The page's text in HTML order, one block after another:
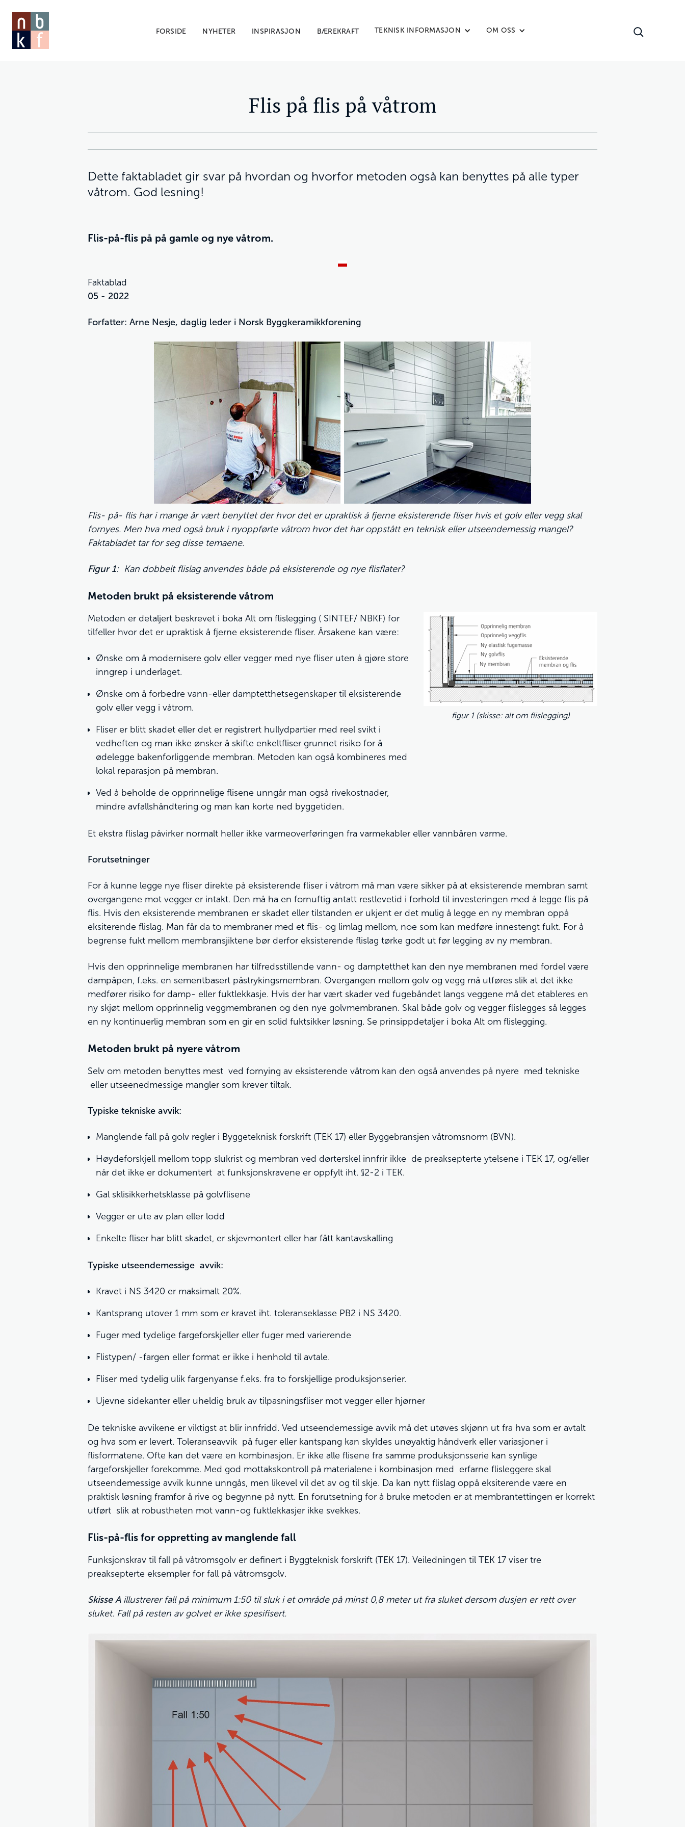
FORSIDE NYHETER INSPIRASJON BÆREKRAFT TEKNISK INFORMASJON OM OSS
Flis på flis på våtrom
Dette faktabladet gir svar på hvordan og hvorfor metoden også kan benyttes på alle typer
våtrom. God lesning!
Flis-på-flis på på gamle og nye våtrom.
Faktablad
05 - 2022
Forfatter: Arne Nesje, daglig leder i Norsk Byggkeramikkforening
Flis- på- flis har i mange år vært benyttet der hvor det er upraktisk å fjerne eksisterende fliser hvis et golv eller vegg skal
fornyes. Men hva med også bruk i nyoppførte våtrom hvor det har oppstått en teknisk eller utseendemessig mangel?
Faktabladet tar for seg disse temaene.
Figur 1: Kan dobbelt flislag anvendes både på eksisterende og nye flisflater?
Metoden brukt på eksisterende våtrom
figur 1 (skisse: alt om flislegging)
Metoden er detaljert beskrevet i boka Alt om flislegging ( SINTEF/ NBKF) for
tilfeller hvor det er upraktisk å fjerne eksisterende fliser. Årsakene kan være:
Ønske om å modernisere golv eller vegger med nye fliser uten å gjøre store
inngrep i underlaget.
Ønske om å forbedre vann-eller damptetthetsegenskaper til eksisterende
golv eller vegg i våtrom.
Fliser er blitt skadet eller det er registrert hullydpartier med reel svikt i
vedheften og man ikke ønsker å skifte enkeltfliser grunnet risiko for å
ødelegge bakenforliggende membran. Metoden kan også kombineres med
lokal reparasjon på membran.
Ved å beholde de opprinnelige flisene unngår man også rivekostnader,
mindre avfallshåndtering og man kan korte ned byggetiden.
Et ekstra flislag påvirker normalt heller ikke varmeoverføringen fra varmekabler eller vannbåren varme.
Forutsetninger
For å kunne legge nye fliser direkte på eksisterende fliser i våtrom må man være sikker på at eksisterende membran samt
overgangene mot vegger er intakt. Den må ha en fornuftig antatt restlevetid i forhold til investeringen med å legge flis på
flis. Hvis den eksisterende membranen er skadet eller tilstanden er ukjent er det mulig å legge en ny membran oppå
eksiterende flislag. Man får da to membraner med et flis- og limlag mellom, noe som kan medføre innestengt fukt. For å
begrense fukt mellom membransjiktene bør derfor eksisterende flislag tørke godt ut før legging av ny membran.
Hvis den opprinnelige membranen har tilfredsstillende vann- og damptetthet kan den nye membranen med fordel være
dampåpen, f.eks. en sementbasert påstrykingsmembran. Overgangen mellom golv og vegg må utføres slik at det ikke
medfører risiko for damp- eller fuktlekkasje. Hvis der har vært skader ved fugebåndet langs veggene må det etableres en
ny skjøt mellom opprinnelig veggmembranen og den nye golvmembranen. Skal både golv og vegger flislegges så legges
en ny kontinuerlig membran som en gir en solid fuktsikker løsning. Se prinsippdetaljer i boka Alt om flislegging.
Metoden brukt på nyere våtrom
Selv om metoden benyttes mest ved fornying av eksisterende våtrom kan den også anvendes på nyere med tekniske
eller utseenedmessige mangler som krever tiltak.
Typiske tekniske avvik:
Manglende fall på golv regler i Byggeteknisk forskrift (TEK 17) eller Byggebransjen våtromsnorm (BVN).
Høydeforskjell mellom topp slukrist og membran ved dørterskel innfrir ikke de preaksepterte ytelsene i TEK 17, og/eller
når det ikke er dokumentert at funksjonskravene er oppfylt iht. §2-2 i TEK.
Gal sklisikkerhetsklasse på golvflisene
Vegger er ute av plan eller lodd
Enkelte fliser har blitt skadet, er skjevmontert eller har fått kantavskalling
Typiske utseendemessige avvik:
Kravet i NS 3420 er maksimalt 20%.
Kantsprang utover 1 mm som er kravet iht. toleranseklasse PB2 i NS 3420.
Fuger med tydelige fargeforskjeller eller fuger med varierende
Flistypen/ -fargen eller format er ikke i henhold til avtale.
Fliser med tydelig ulik fargenyanse f.eks. fra to forskjellige produksjonserier.
Ujevne sidekanter eller uheldig bruk av tilpasningsfliser mot vegger eller hjørner
De tekniske avvikene er viktigst at blir innfridd. Ved utseendemessige avvik må det utøves skjønn ut fra hva som er avtalt
og hva som er levert. Toleranseavvik på fuger eller kantspang kan skyldes unøyaktig håndverk eller variasjoner i
flisformatene. Ofte kan det være en kombinasjon. Er ikke alle flisene fra samme produksjonsserie kan synlige
fargeforskjeller forekomme. Med god mottakskontroll på materialene i kombinasjon med erfarne flisleggere skal
utseendemessige avvik kunne unngås, men likevel vil det av og til skje. Da kan nytt flislag oppå eksiterende være en
praktisk løsning framfor å rive og begynne på nytt. En forutsetning for å bruke metoden er at membrantettingen er korrekt
utført slik at robustheten mot vann-og fuktlekkasjer ikke svekkes.
Flis-på-flis for oppretting av manglende fall
Funksjonskrav til fall på våtromsgolv er definert i Byggteknisk forskrift (TEK 17). Veiledningen til TEK 17 viser tre
preaksepterte eksempler for fall på våtromsgolv.
Skisse Aillustrerer fall på minimum 1:50 til sluk i et område på minst 0,8 meter ut fra sluket dersom dusjen er rett over
sluket. Fall på resten av golvet er ikke spesifisert.